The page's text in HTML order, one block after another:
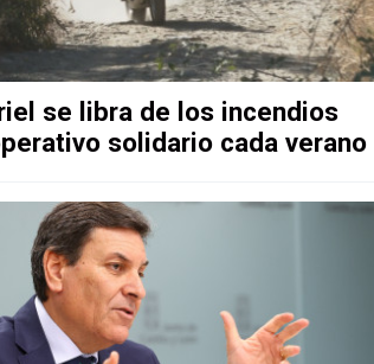
se libra de los incendios
solidario cada verano